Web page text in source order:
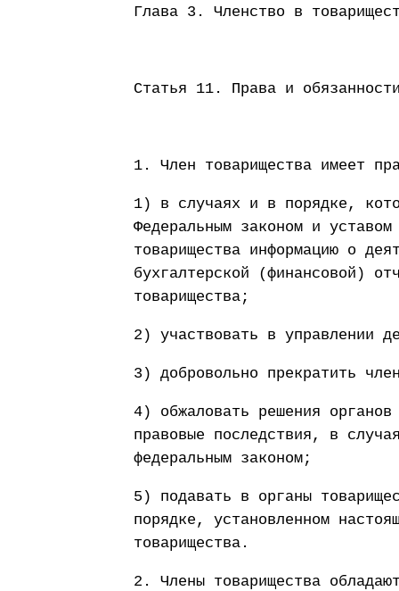
Глава 3. Членство в
Статья 11. Права и
1. Член товарищества имеет
1) в случаях и в порядке,
Федеральным законом и
товарищества информацию о
бухгалтерской (финансовой)
товарищества;
2) участвовать в управлении
3) добровольно прекратить
4) обжаловать решения
правовые последствия, в
федеральным законом;
5) подавать в органы
порядке, установленном
товарищества.
2. Члены товарищества